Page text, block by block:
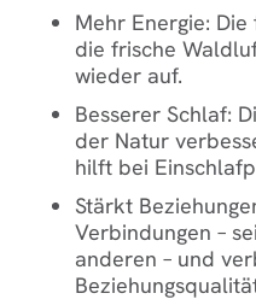
Mehr Energie:
die frische
wieder auf.
Besserer Schlaf:
der Natur
hilft bei
Stärkt
Verbindungen –
anderen – und